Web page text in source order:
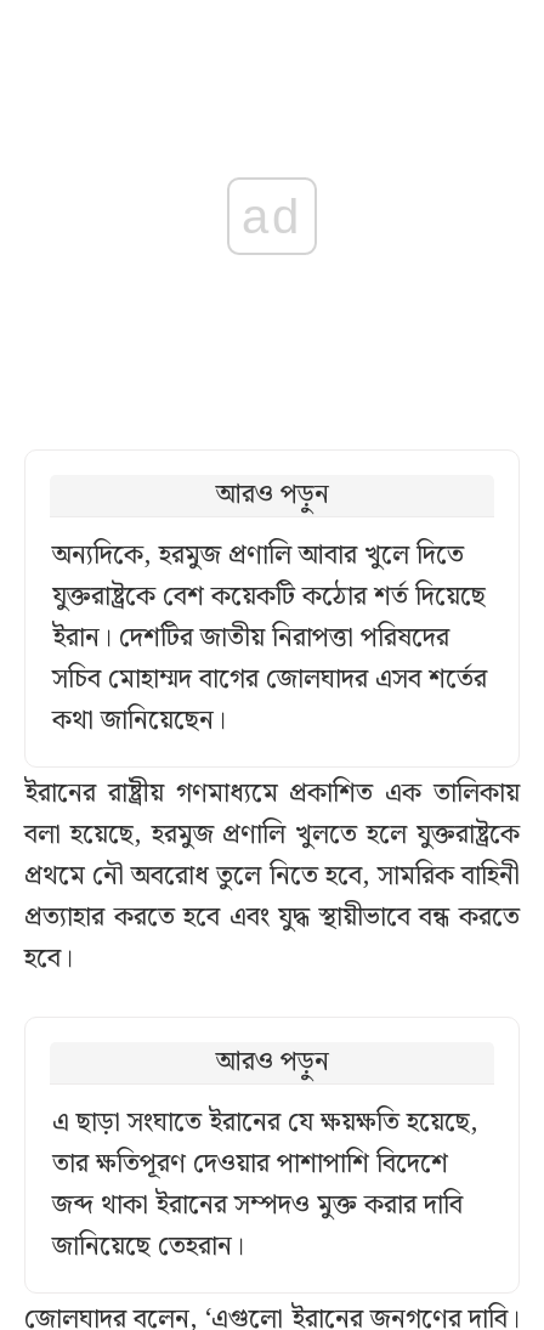
ad
আরও পড়ুন
অন্যদিকে, হরমুজ প্রণালি আবার খুলে দিতে
যুক্তরাষ্ট্রকে বেশ কয়েকটি কঠোর শর্ত দিয়েছে
ইরান। দেশটির জাতীয় নিরাপত্তা পরিষদের
সচিব মোহাম্মদ বাগের জোলঘাদর এসব শর্তের
কথা জানিয়েছেন।
ইরানের রাষ্ট্রীয় গণমাধ্যমে প্রকাশিত এক তালিকায়
বলা হয়েছে, হরমুজ প্রণালি খুলতে হলে যুক্তরাষ্ট্রকে
প্রথমে নৌ অবরোধ তুলে নিতে হবে, সামরিক বাহিনী
প্রত্যাহার করতে হবে এবং যুদ্ধ স্থায়ীভাবে বন্ধ করতে
হবে।
আরও পড়ুন
এ ছাড়া সংঘাতে ইরানের যে ক্ষয়ক্ষতি হয়েছে,
তার ক্ষতিপূরণ দেওয়ার পাশাপাশি বিদেশে
জব্দ থাকা ইরানের সম্পদও মুক্ত করার দাবি
জানিয়েছে তেহরান।
জোলঘাদর বলেন, ‘এগুলো ইরানের জনগণের দাবি।